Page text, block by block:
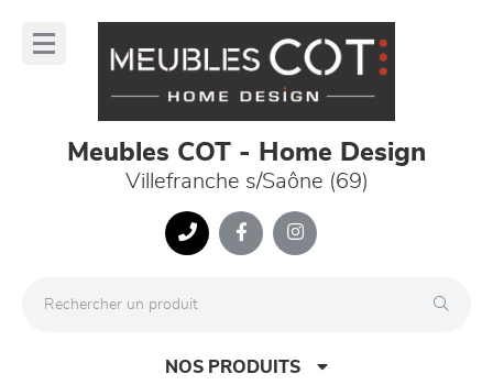
Meubles COT - Home Design
Villefranche s/Saône (69)
NOS PRODUITS